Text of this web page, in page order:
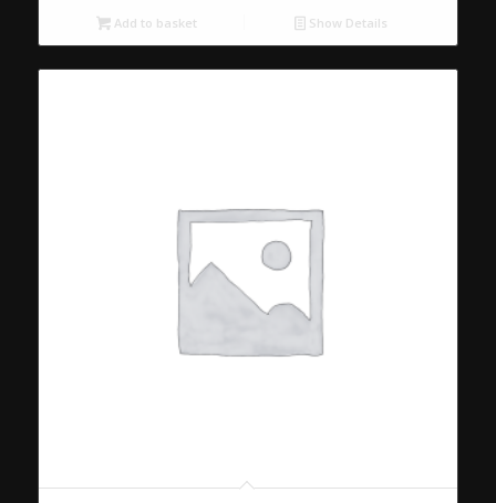
Add to basket Show Details